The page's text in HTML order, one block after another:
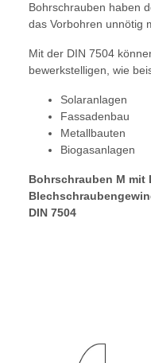
Bohrschrauben haben
das Vorbohren unnötig
Mit der DIN 7504
bewerkstelligen, wie
Solaranlagen
Fassadenbau
Metallbauten
Biogasanlagen
Bohrschrauben M mit
DIN 7504